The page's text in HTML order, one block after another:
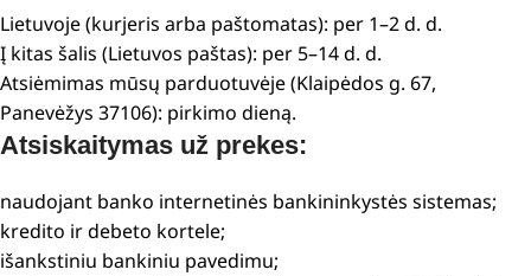
Lietuvoje (kurjeris arba paštomatas): per 1–2 d. d.
Į kitas šalis (Lietuvos paštas): per 5–14 d. d.
Atsiėmimas mūsų parduotuvėje (Klaipėdos g. 67,
Panevėžys 37106): pirkimo dieną.
Atsiskaitymas už prekes:
naudojant banko internetinės bankininkystės sistemas;
kredito ir debeto kortele;
išankstiniu bankiniu pavedimu;